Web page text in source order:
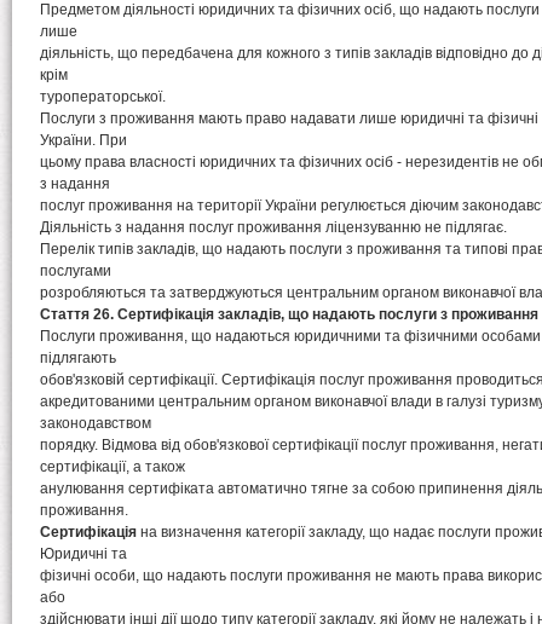
Предметом діяльності юридичних та фізичних осіб, що надають
лише
діяльність, що передбачена для кожного з типів закладів відповідно до
крім
туроператорської.
Послуги з проживання мають право надавати лише юридичні та
України. При
цьому права власності юридичних та фізичних осіб - нерезидентів не
з надання
послуг проживання на території України регулюється діючим
Діяльність з надання послуг проживання ліцензуванню не підлягає.
Перелік типів закладів, що надають послуги з проживання та типові
послугами
розробляються та затверджуються центральним органом виконавчої
Стаття 26. Сертифікація закладів, що надають послуги з проживання
Послуги проживання, що надаються юридичними та фізичними особами
підлягають
обов'язковій сертифікації. Сертифікація послуг проживання
акредитованими центральним органом виконавчої влади в галузі
законодавством
порядку. Відмова від обов'язкової сертифікації послуг проживання,
сертифікації, а також
анулювання сертифіката автоматично тягне за собою припинення
проживання.
Сертифікація на визначення категорії закладу, що надає послуги
Юридичні та
фізичні особи, що надають послуги проживання не мають права
або
здійснювати інші дії щодо типу категорії закладу, які йому не належать і